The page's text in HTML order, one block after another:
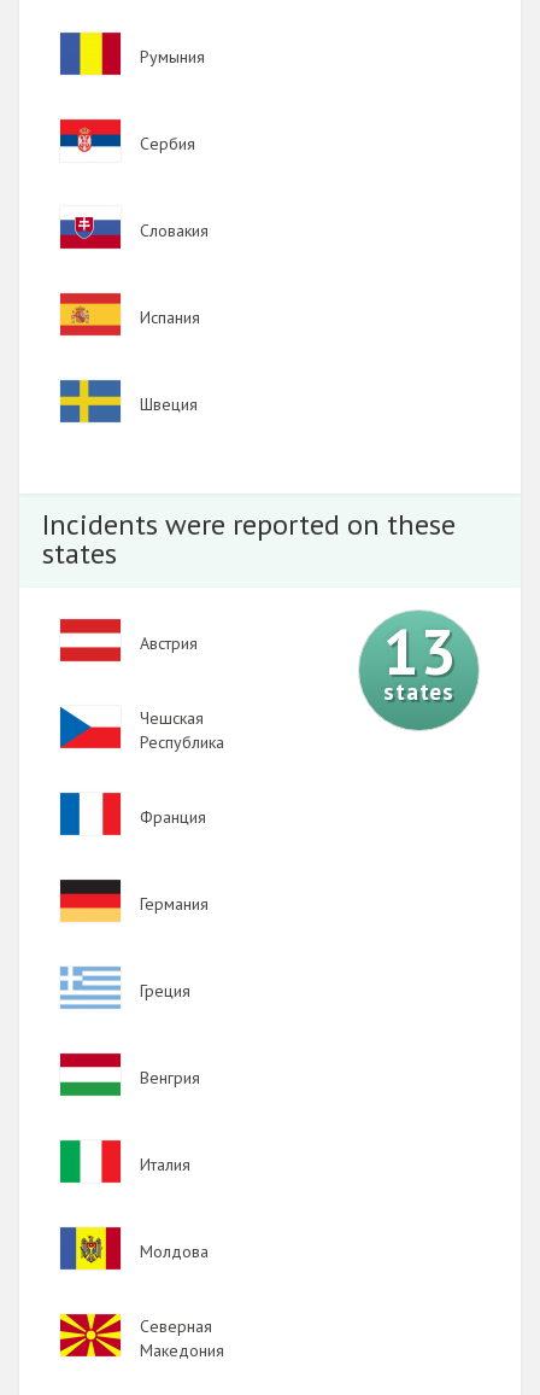
Румыния
Image
Сербия
Image
Словакия
Image
Испания
Image
Швеция
Incidents were reported on these
states
Image
Австрия
Image
Чешская
Республика
Франция
Image
Германия
Image
Греция
Image
Венгрия
Италия
Image
Молдова
Image
Северная
Македония
13
states